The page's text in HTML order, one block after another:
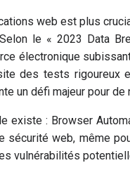
web est plus
le « 2023 Data
électronique
des tests
un défi majeur pour de
: Browser
web, même
vulnérabilités